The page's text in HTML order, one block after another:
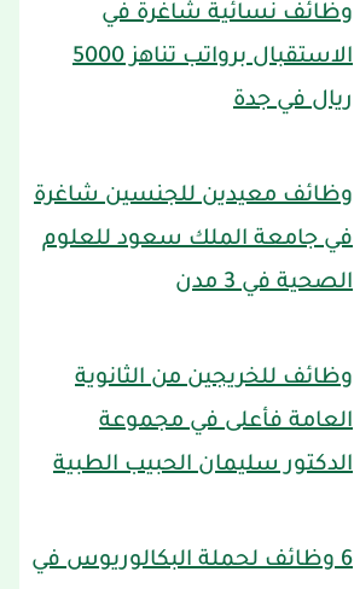
وظائف نسائية شاغرة في
الاستقبال برواتب تناهز 5000
ريال في جدة
وظائف معيدين للجنسين شاغرة
في جامعة الملك سعود للعلوم
الصحية في 3 مدن
وظائف للخريجين من الثانوية
العامة فأعلى في مجموعة
الدكتور سليمان الحبيب الطبية
6 وظائف لحملة البكالوريوس في